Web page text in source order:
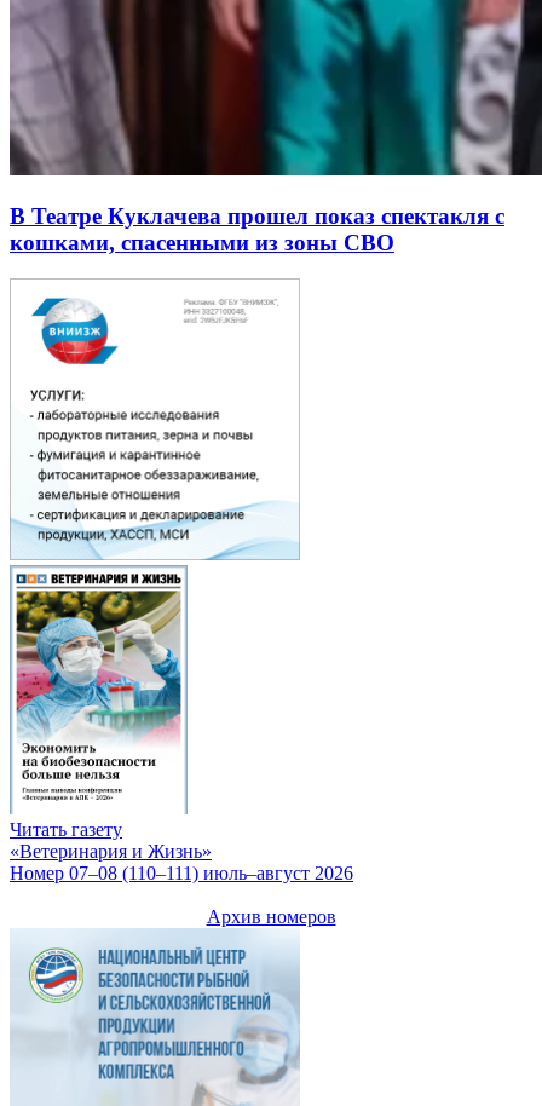
В Театре Куклачева прошел показ спектакля с
кошками, спасенными из зоны СВО
Читать газету
«Ветеринария и Жизнь»
Номер 07–08 (110–111) июль–август 2026
Архив номеров